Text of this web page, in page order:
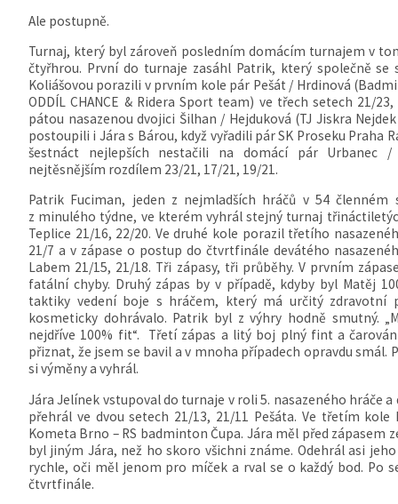
Ale postupně.
Turnaj, který byl zároveň posledním domácím turnajem v
čtyřhrou. První do turnaje zasáhl Patrik, který společně se
Koliášovou porazili v prvním kole pár Pešát / Hrdinová
ODDÍL CHANCE & Ridera Sport team) ve třech setech 21/
pátou nasazenou dvojici Šilhan / Hejduková (TJ Jiskra
postoupili i Jára s Bárou, když vyřadili pár SK Proseku Praha
šestnáct nejlepších nestačili na domácí pár Urbanec /
nejtěsnějším rozdílem 23/21, 17/21, 19/21.
Patrik Fuciman, jeden z nejmladších hráčů v 54
z minulého týdne, ve kterém vyhrál stejný turnaj
Teplice 21/16, 22/20. Ve druhé kole porazil třetího
21/7 a v zápase o postup do čtvrtfinále devátého
Labem 21/15, 21/18. Tři zápasy, tři průběhy. V prvním
fatální chyby. Druhý zápas by v případě, kdyby byl Matěj
taktiky vedení boje s hráčem, který má určitý zdravotní
kosmeticky dohrávalo. Patrik byl z výhry hodně smutný.
nejdříve 100% fit“. Třetí zápas a litý boj plný fint a
přiznat, že jsem se bavil a v mnoha případech opravdu smál.
si výměny a vyhrál.
Jára Jelínek vstupoval do turnaje v roli 5. nasazeného hráče
přehrál ve dvou setech 21/13, 21/11 Pešáta. Ve třetím
Kometa Brno – RS badminton Čupa. Jára měl před
byl jiným Jára, než ho skoro všichni známe. Odehrál asi
rychle, oči měl jenom pro míček a rval se o každý bod. Po
čtvrtfinále.